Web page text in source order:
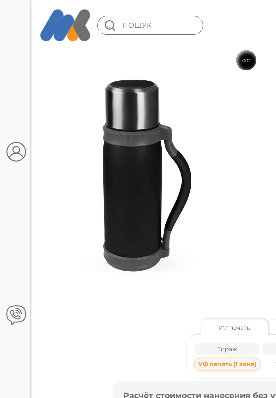
002
УФ печать
Тираж
УФ печать (1 зона)
Расчёт стоимости нанесения без